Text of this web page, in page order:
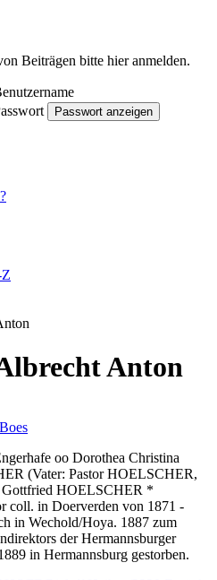
Beiträgen bitte hier anmelden.
Passwort anzeigen
Anton
oo Dorothea Christina
(Vater: Pastor HOELSCHER,
Gottfried HOELSCHER *
coll. in Doerverden von 1871 -
in Wechold/Hoya. 1887 zum
der Hermannsburger
in Hermannsburg gestorben.